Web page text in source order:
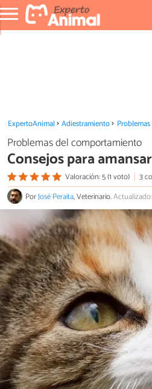
ExpertoAnimal Adiestramiento
Problemas del comportamiento
Consejos para
Valoración: 5 (1 voto)
3
PorJosé Peraita, Veterinario.